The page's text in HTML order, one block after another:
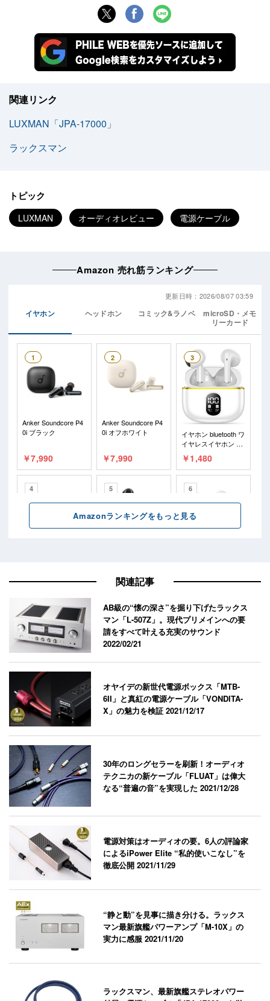
関連リンク
LUXMAN「JPA-17000」
ラックスマン
トピック
LUXMAN オーディオレビュー 電源ケーブル
関連記事
AB級の“懐の深さ”を掘り下げたラックス
マン「L-507Z」。現代プリメインへの要
請をすべて叶える充実のサウンド
2022/02/21
オヤイデの新世代電源ボックス「MTB-
6II」と真紅の電源ケーブル「VONDITA-
X」の魅力を検証2021/12/17
30年のロングセラーを刷新！オーディオ
テクニカの新ケーブル「FLUAT」は偉大
なる“普遍の音”を実現した2021/12/28
電源対策はオーディオの要。6人の評論家
によるiPower Elite “私的使いこなし”を
徹底公開2021/11/29
“静と動”を見事に描き分ける。ラックス
マン最新旗艦パワーアンプ「M-10X」の
実力に感服2021/11/20
ラックスマン、最新旗艦ステレオパワー